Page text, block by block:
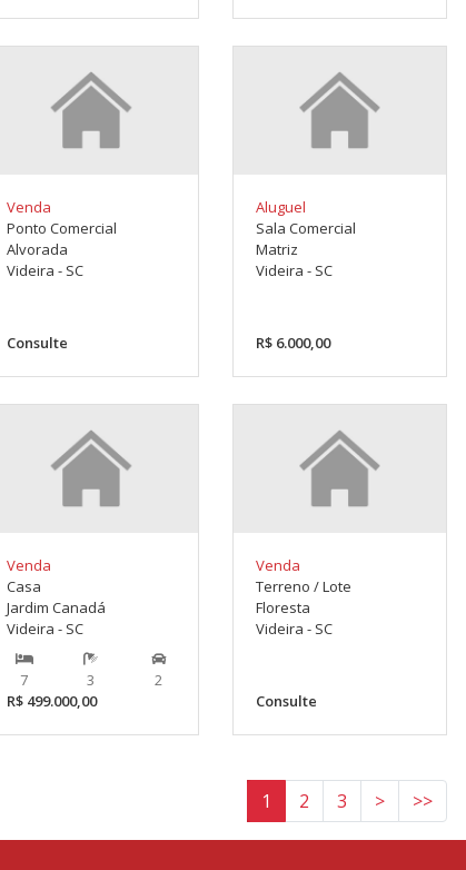
Venda
Ponto Comercial
Alvorada
Videira - SC
Consulte
Aluguel
Sala Comercial
Matriz
Videira - SC
R$ 6.000,00
Venda
Casa
Jardim Canadá
Videira - SC
7 3
2
R$ 499.000,00
Venda
Terreno / Lote
Floresta
Videira - SC
Consulte
1 2 3 > >>